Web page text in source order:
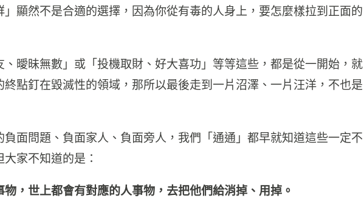
」顯然不是合適的選擇，因為你從有毒的人身上，要怎麼樣拉到正面的
、曖昧無數」或「投機取財、好大喜功」等等這些，都是從一開始，就
終點釘在毀滅性的領域，那所以最後走到一片沼澤、一片汪洋，不也是
負面問題、負面家人、負面旁人，我們「通通」都早就知道這些一定不
家不知道的是：
物，世上都會有對應的人事物，去把他們給消掉、用掉。